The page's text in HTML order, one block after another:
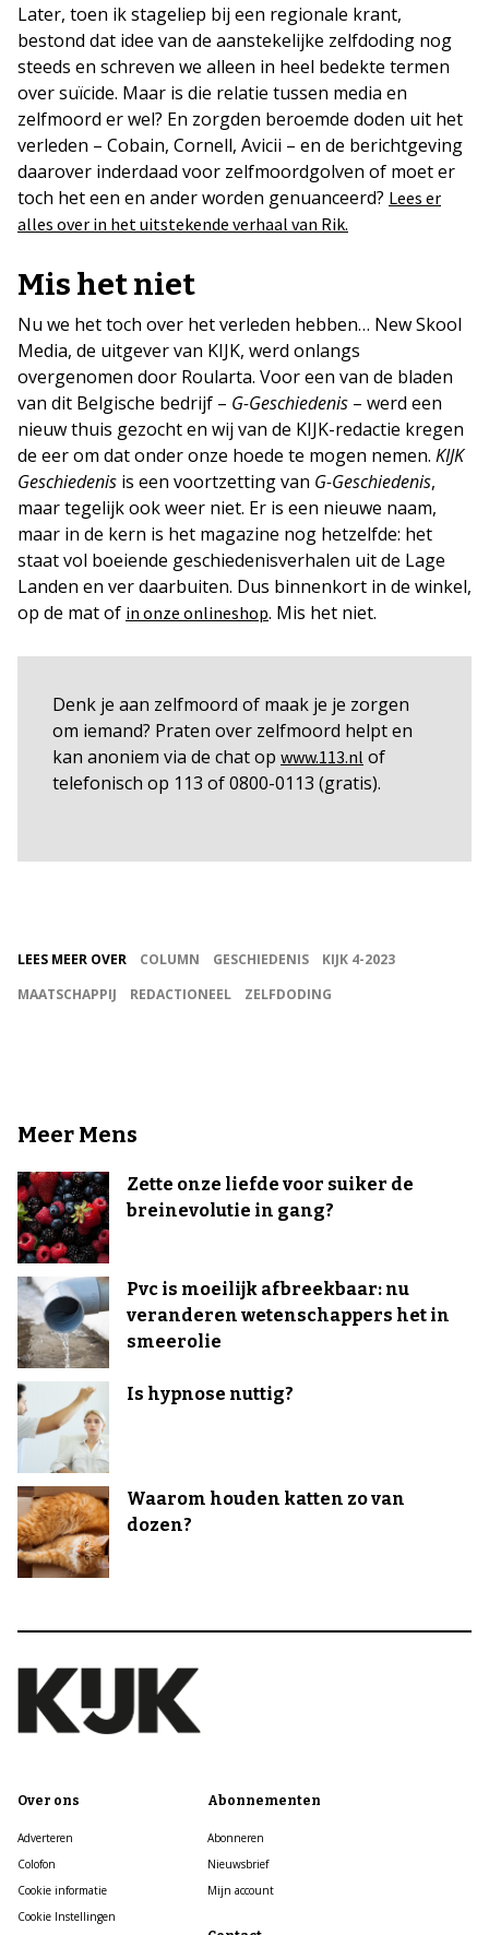
Later, toen ik stageliep bij een regionale krant,
bestond dat idee van de aanstekelijke zelfdoding nog
steeds en schreven we alleen in heel bedekte termen
over suïcide. Maar is die relatie tussen media en
zelfmoord er wel? En zorgden beroemde doden uit het
verleden – Cobain, Cornell, Avicii – en de berichtgeving
daarover inderdaad voor zelfmoordgolven of moet er
toch het een en ander worden genuanceerd? Lees er
alles over in het uitstekende verhaal van Rik.
Mis het niet
Nu we het toch over het verleden hebben… New Skool
Media, de uitgever van KIJK, werd onlangs
overgenomen door Roularta. Voor een van de bladen
van dit Belgische bedrijf – G-Geschiedenis – werd een
nieuw thuis gezocht en wij van de KIJK-redactie kregen
de eer om dat onder onze hoede te mogen nemen. KIJK
Geschiedenis is een voortzetting van G-Geschiedenis,
maar tegelijk ook weer niet. Er is een nieuwe naam,
maar in de kern is het magazine nog hetzelfde: het
staat vol boeiende geschiedenisverhalen uit de Lage
Landen en ver daarbuiten. Dus binnenkort in de winkel,
op de mat of in onze onlineshop. Mis het niet.
Denk je aan zelfmoord of maak je je zorgen
om iemand? Praten over zelfmoord helpt en
kan anoniem via de chat op www.113.nl of
telefonisch op 113 of 0800-0113 (gratis).
LEES MEER OVER COLUMN GESCHIEDENIS
KIJK 4-2023
MAATSCHAPPIJ
REDACTIONEEL ZELFDODING
Meer Mens
Zette onze liefde voor suiker de
breinevolutie in gang?
Pvc is moeilijk afbreekbaar: nu
veranderen wetenschappers het in
smeerolie
Is hypnose nuttig?
Waarom houden katten zo van
dozen?
Over ons
Adverteren
Colofon
Cookie informatie
Cookie Instellingen
Abonnementen
Abonneren
Nieuwsbrief
Mijn account